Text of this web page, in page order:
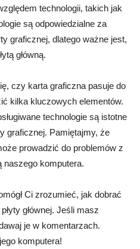
technologii, takich jak
są odpowiedzialne za
graficznej, dlatego ważne jest,
główną.
czy karta graficzna pasuje do
kilka kluczowych elementów.
technologie są istotne
graficznej. Pamiętajmy, że
prowadzić do problemów z
naszego komputera.
Ci zrozumieć, jak dobrać
głównej. Jeśli masz
je w komentarzach.
komputera!